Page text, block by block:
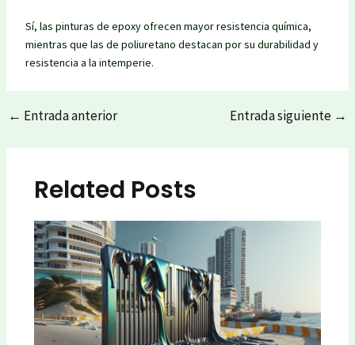
Sí, las pinturas de epoxy ofrecen mayor resistencia química,
mientras que las de poliuretano destacan por su durabilidad y
resistencia a la intemperie.
Post
← Entrada anterior Entrada siguiente →
Related Posts